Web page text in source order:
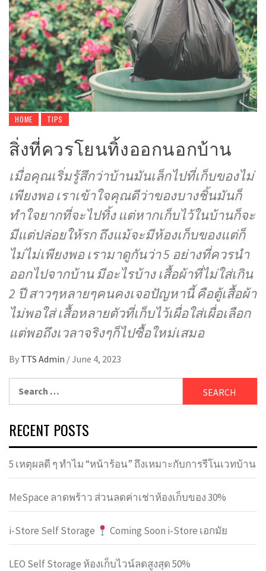
HOME TIPS
สิ่งที่ควรโยนทิ้งออกนอกบ้าน
เมื่อคุณเริ่มรู้สึกว่าบ้านมันเล็กไปที่เก็บของไม่
เพียงพอ เราเข้าใจคุณดีว่าของบางชิ้นมันก็
ทำใจยากที่จะไปทิ้ง แต่หากเก็บไว้ในบ้านก็จะ
มีแต่ปล่อยให้รก ถึงแม้จะมีห้องเก็บของแต่ก็
ไม่ไม่เพียงพอ เรามาดูกันว่า 5 อย่างที่ควรนำ
ออกไปจากบ้าน มีอะไรบ้าง เสื้อผ้าที่ไม่ใส่เกิน
2 ปี สาวๆหลายๆคนคงเจอปัญหานี้ คือตู้เสื้อผ้า
ไม่พอใส่ เสื้อหลายตัวที่เก็บไว้เผื่อใส่เผื่อเลือก
แต่พอถึงเวลาจริงๆก็ไปซื้อใหม่เสมอ
By TTS Admin /June 4, 2023
for:
RECENT POSTS
5 เหตุผลดี ๆ ทำไม “หน้าร้อน” ถึงเหมาะกับการรีโนเวทบ้าน
MeSpace ลาดพร้าว ส่วนลดค่าเช่าห้องเก็บของ 30%
i-Store Self Storage Coming Soon i-Store เอกมัย
LEO Self Storage ห้องเก็บไวน์ลดสูงสุด 50%